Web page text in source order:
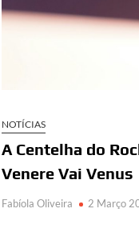
NOTÍCIAS
A Centelha do
Venere Vai Venus
Fabíola Oliveira 2 Março